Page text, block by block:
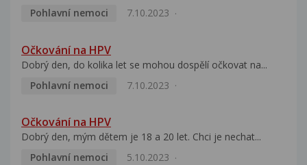
Pohlavní nemoci
7.10.2023
Očkování na HPV
Dobrý den, do kolika let se mohou dospělí očkovat na...
Pohlavní nemoci
7.10.2023
Očkování na HPV
Dobrý den, mým dětem je 18 a 20 let. Chci je nechat...
Pohlavní nemoci
5.10.2023